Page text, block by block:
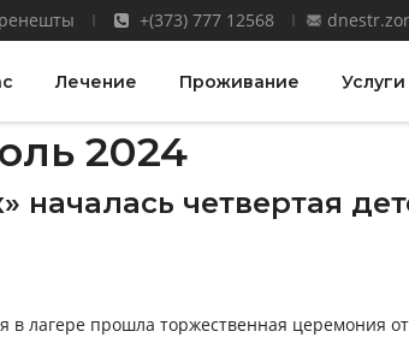
+(373) 777 12568
Лечение Проживание Услуги
2024
началась четвертая
в лагере прошла торжественная церемония